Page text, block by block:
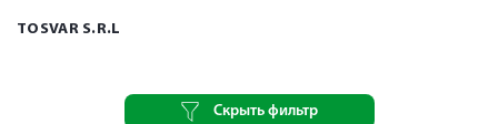
TOSVAR S.R.L
Скрыть фильтр